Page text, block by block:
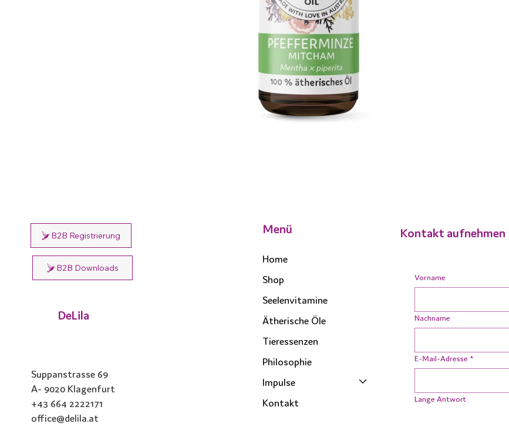
B2B Registrierung
B2B Downloads
DeLila
Suppanstrasse 69
A- 9020 Klagenfurt
+43 664 2222171
office@delila.at
Menü
Home
Shop
Seelenvitamine
Ätherische Öle
Tieressenzen
Philosophie
Impulse
Kontakt
Kontakt aufnehmen
Vorname
Nachname
E-Mail-Adresse *
Lange Antwort